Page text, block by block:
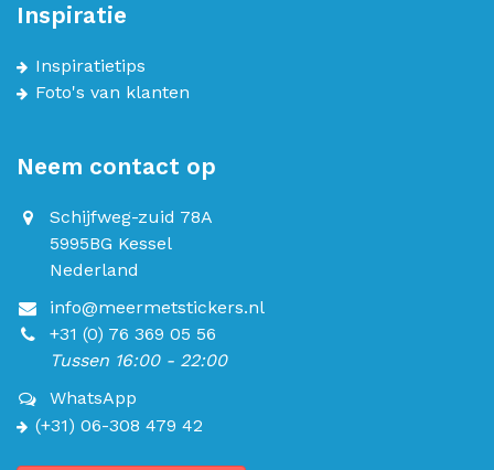
Inspiratie
Inspiratietips
Foto's van klanten
Neem contact op
Schijfweg-zuid 78A
5995BG Kessel
Nederland
info@meermetstickers.nl
+31 (0) 76 369 05 56
Tussen 16:00 - 22:00
WhatsApp
(+31) 06-308 479 42